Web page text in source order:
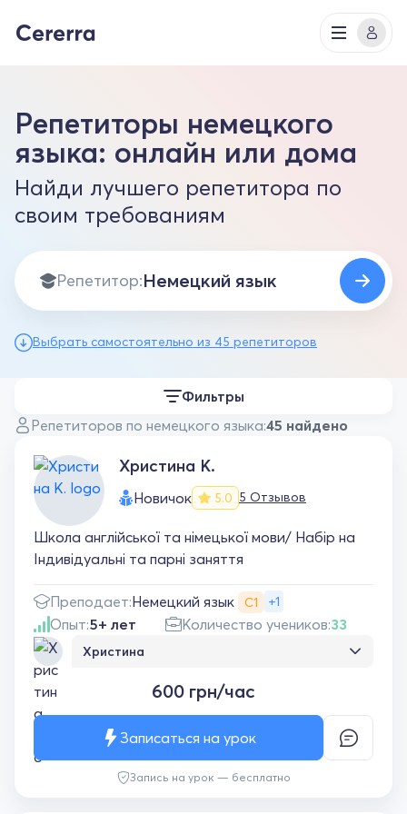
Репетиторы немецкого
языка: онлайн или дома
Найди лучшего репетитора по
своим требованиям
Репетитор:
Выбрать самостоятельно из 45 репетиторов
Репетиторов по немецкого языка:45 найдено
Фильтры
Христина К.
Новичок 5.0 5 Отзывов
Школа англійської та німецької мови/ Набір на
Індивідуальні та парні заняття
Преподает:Немецкий язык С1 +1
Опыт:5+ лет Количество учеников:33
Христина
відповідальна, проводить продуктивні та
навчанні. На кожному уроці старається
чомусь навчити, подобається, що ми багато
говоримо, а коли роблю помилки, Христина
виправляє і пояснює. Вона також радить,
600 грн/час
Запись на урок — бесплатно
Записаться на урок